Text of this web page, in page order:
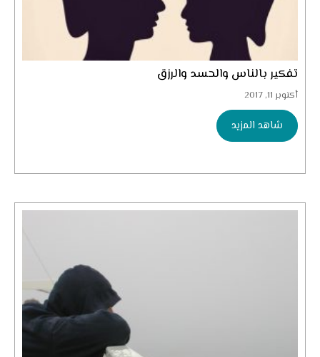
تفكير بالناس والحسد والرزق
أكتوبر 11, 2017
شاهد المزيد